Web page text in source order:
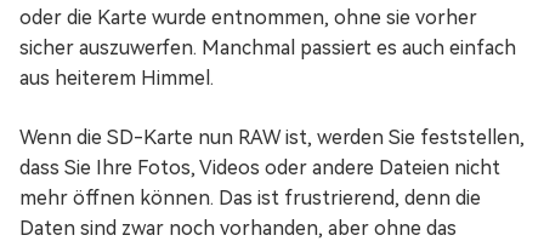
oder die Karte wurde entnommen, ohne sie vorher
sicher auszuwerfen. Manchmal passiert es auch einfach
aus heiterem Himmel.
Wenn die SD-Karte nun RAW ist, werden Sie feststellen,
dass Sie Ihre Fotos, Videos oder andere Dateien nicht
mehr öffnen können. Das ist frustrierend, denn die
Daten sind zwar noch vorhanden, aber ohne das